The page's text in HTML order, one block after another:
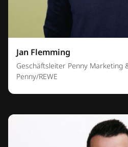
Jan Flemming
Geschäftsleiter Penny Marketing
Penny/REWE